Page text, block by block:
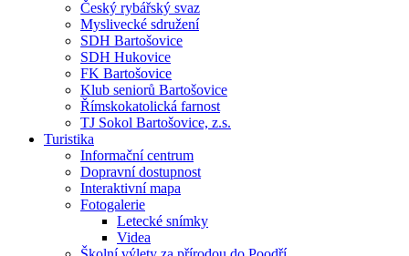
Český rybářský svaz
Myslivecké sdružení
SDH Bartošovice
SDH Hukovice
FK Bartošovice
Klub seniorů Bartošovice
Římskokatolická farnost
TJ Sokol Bartošovice, z.s.
Turistika
Informační centrum
Dopravní dostupnost
Interaktivní mapa
Fotogalerie
Letecké snímky
Videa